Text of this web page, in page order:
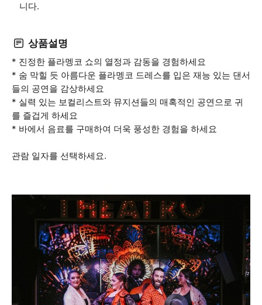
니다.
상품설명
* 진정한 플라멩코 쇼의 열정과 감동을 경험하세요
* 숨 막힐 듯 아름다운 플라멩코 드레스를 입은 재능 있는 댄서
들의 공연을 감상하세요
* 실력 있는 보컬리스트와 뮤지션들의 매혹적인 공연으로 귀
를 즐겁게 하세요
* 바에서 음료를 구매하여 더욱 풍성한 경험을 하세요
관람 일자를 선택하세요.